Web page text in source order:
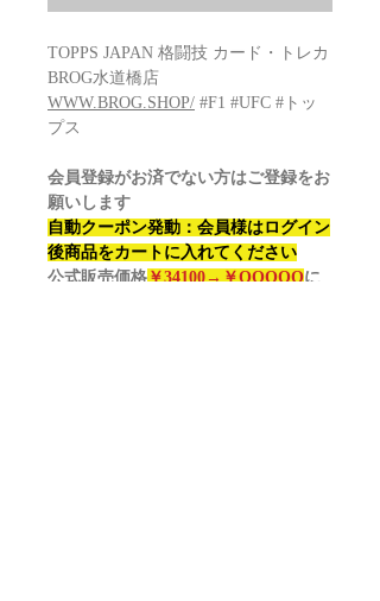
TOPPS JAPAN 格闘技 カード・トレカ
BROG水道橋店
WWW.BROG.SHOP/ #F1 #UFC #トッ
プス
会員登録がお済でない方はご登録をお
願いします
自動クーポン発動：会員様はログイン
後商品をカートに入れてください
公式販売価格￥34100→￥OOOOOに